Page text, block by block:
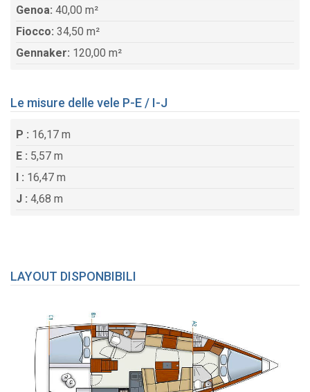
Genoa: 40,00 m²
Fiocco: 34,50 m²
Gennaker: 120,00 m²
Le misure delle vele P-E / I-J
P : 16,17 m
E : 5,57 m
I : 16,47 m
J : 4,68 m
LAYOUT DISPONBIBILI